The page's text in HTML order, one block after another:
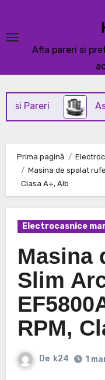
content
Afla pareri si
Aspirator
Prima pagină
Masina de spalat
Clasa A+, Alb
Electrocasnice
Masina
Slim
RPM,
De k24 1